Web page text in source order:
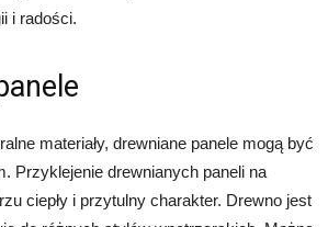
i radości.
materiały, drewniane panele mogą być
Przyklejenie drewnianych paneli na
ciepły i przytulny charakter. Drewno jest